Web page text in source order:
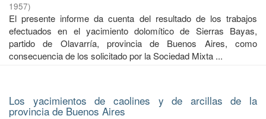
1957)
El presente informe da cuenta del resultado de los trabajos
efectuados en el yacimiento dolomítico de Sierras Bayas,
partido de Olavarría, provincia de Buenos Aires, como
consecuencia de los solicitado por la Sociedad Mixta ...
Los yacimientos de caolines y de arcillas de la
provincia de Buenos Aires